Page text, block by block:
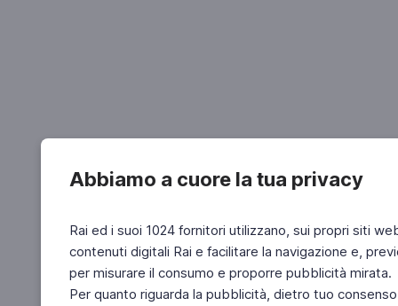
Abbiamo a cuore la tua privacy
Rai ed i suoi 1024 fornitori utilizzano, sui propri siti
contenuti digitali Rai e facilitare la navigazione e,
per misurare il consumo e proporre pubblicità mirata.
Per quanto riguarda la pubblicità, dietro tuo